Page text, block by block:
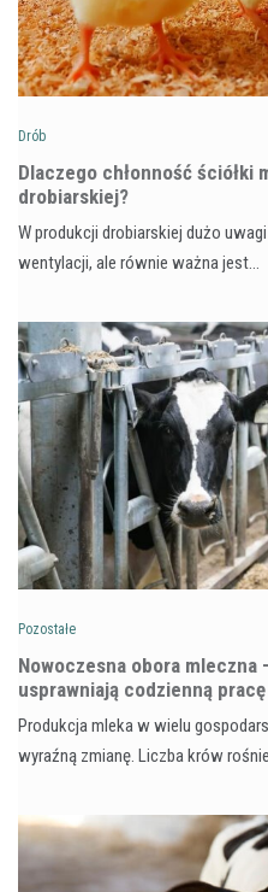
Drób
Dlaczego chłonność ściółki
drobiarskiej?
W produkcji drobiarskiej dużo
wentylacji, ale równie ważna jest…
Pozostałe
Nowoczesna obora mleczna
usprawniają codzienną pracę
Produkcja mleka w wielu
wyraźną zmianę. Liczba krów